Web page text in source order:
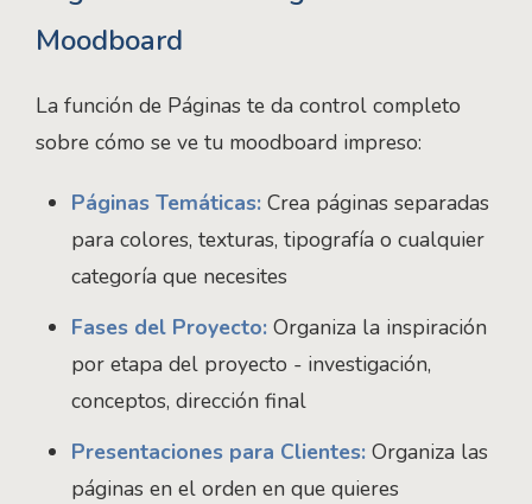
Moodboard
La función de Páginas te da control completo
sobre cómo se ve tu moodboard impreso:
Páginas Temáticas: Crea páginas separadas
para colores, texturas, tipografía o cualquier
categoría que necesites
Fases del Proyecto: Organiza la inspiración
por etapa del proyecto - investigación,
conceptos, dirección final
Presentaciones para Clientes: Organiza las
páginas en el orden en que quieres